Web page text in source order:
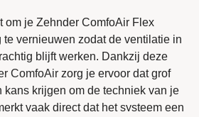
om je Zehnder ComfoAir Flex
te vernieuwen zodat de ventilatie in
blijft werken. Dankzij deze
ComfoAir zorg je ervoor dat grof
kans krijgen om de techniek van je
vaak direct dat het systeem een